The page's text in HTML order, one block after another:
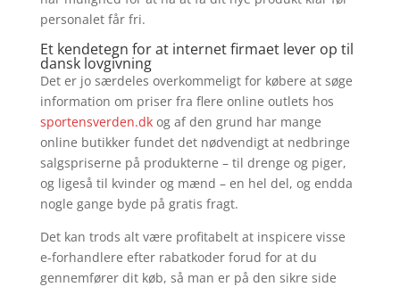
personalet får fri.
Et kendetegn for at internet firmaet lever op til
dansk lovgivning
Det er jo særdeles overkommeligt for købere at søge
information om priser fra flere online outlets hos
sportensverden.dkog af den grund har mange
online butikker fundet det nødvendigt at nedbringe
salgspriserne på produkterne – til drenge og piger,
og ligeså til kvinder og mænd – en hel del, og endda
nogle gange byde på gratis fragt.
Det kan trods alt være profitabelt at inspicere visse
e-forhandlere efter rabatkoder forud for at du
gennemfører dit køb, så man er på den sikre side